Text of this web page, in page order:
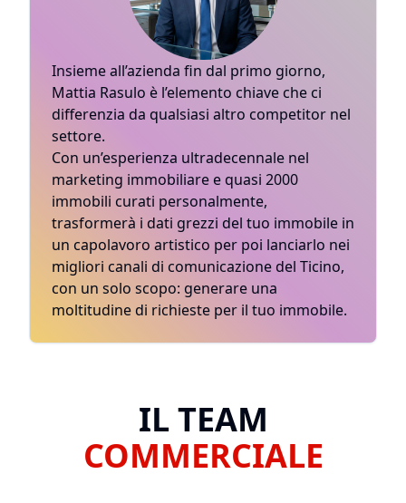
Insieme all’azienda fin dal primo giorno,
Mattia Rasulo è l’elemento chiave che ci
differenzia da qualsiasi altro competitor nel
settore.
Con un’esperienza ultradecennale nel
marketing immobiliare e quasi 2000
immobili curati personalmente,
trasformerà i dati grezzi del tuo immobile in
un capolavoro artistico per poi lanciarlo nei
migliori canali di comunicazione del Ticino,
con un solo scopo: generare una
moltitudine di richieste per il tuo immobile.
IL TEAM
COMMERCIALE